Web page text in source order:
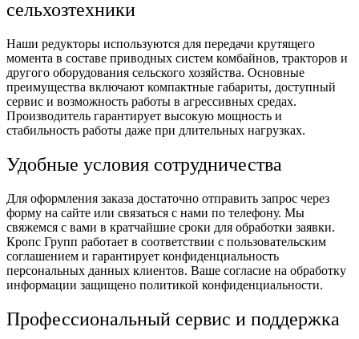
сельхозтехники
Наши редукторы используются для передачи крутящего
момента в составе приводных систем комбайнов, тракторов и
другого оборудования сельского хозяйства. Основные
преимущества включают компактные габариты, доступный
сервис и возможность работы в агрессивных средах.
Производитель гарантирует высокую мощность и
стабильность работы даже при длительных нагрузках.
Удобные условия сотрудничества
Для оформления заказа достаточно отправить запрос через
форму на сайте или связаться с нами по телефону. Мы
свяжемся с вами в кратчайшие сроки для обработки заявки.
Кропс Групп работает в соответствии с пользовательским
соглашением и гарантирует конфиденциальность
персональных данных клиентов. Ваше согласие на обработку
информации защищено политикой конфиденциальности.
Профессиональный сервис и поддержка